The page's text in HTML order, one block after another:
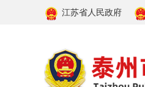
江苏省人民政府